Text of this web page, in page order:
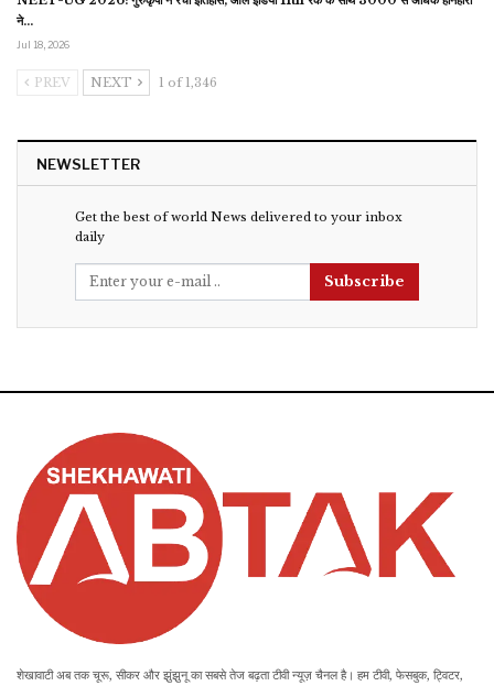
ने…
Jul 18, 2026
PREV NEXT 1 of 1,346
NEWSLETTER
Get the best of world News delivered to your inbox
daily
Subscribe
शेखावाटी अब तक चूरू, सीकर और झुंझुनू का सबसे तेज बढ़ता टीवी न्यूज़ चैनल है। हम टीवी, फेसबुक, ट्विटर,